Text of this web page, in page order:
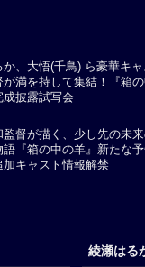
か、大悟(千鳥) ら豪華キ
が満を持して集結！『箱の
成披露試写会
監督が描く、少し先の未来
語『箱の中の羊』新たな予
加キャスト情報解禁
綾瀬はる